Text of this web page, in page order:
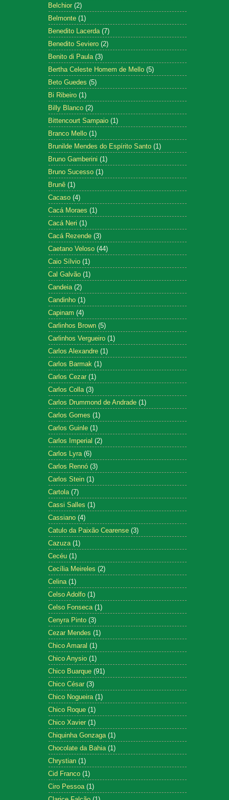
Belchior (2)
Belmonte (1)
Benedito Lacerda (7)
Benedito Seviero (2)
Benito di Paula (3)
Bertha Celeste Homem de Mello (5)
Beto Guedes (5)
Bi Ribeiro (1)
Billy Blanco (2)
Bittencourt Sampaio (1)
Branco Mello (1)
Brunilde Mendes do Espírito Santo (1)
Bruno Gamberini (1)
Bruno Sucesso (1)
Brunê (1)
Cacaso (4)
Cacá Moraes (1)
Cacá Neri (1)
Cacá Rezende (3)
Caetano Veloso (44)
Caio Sílvio (1)
Cal Galvão (1)
Candeia (2)
Candinho (1)
Capinam (4)
Carlinhos Brown (5)
Carlinhos Vergueiro (1)
Carlos Alexandre (1)
Carlos Barmak (1)
Carlos Cezar (1)
Carlos Colla (3)
Carlos Drummond de Andrade (1)
Carlos Gomes (1)
Carlos Guinle (1)
Carlos Imperial (2)
Carlos Lyra (6)
Carlos Rennó (3)
Carlos Stein (1)
Cartola (7)
Cassi Salles (1)
Cassiano (4)
Catulo da Paixão Cearense (3)
Cazuza (1)
Cecéu (1)
Cecília Meireles (2)
Celina (1)
Celso Adolfo (1)
Celso Fonseca (1)
Cenyra Pinto (3)
Cezar Mendes (1)
Chico Amaral (1)
Chico Anysio (1)
Chico Buarque (91)
Chico César (3)
Chico Nogueira (1)
Chico Roque (1)
Chico Xavier (1)
Chiquinha Gonzaga (1)
Chocolate da Bahia (1)
Chrystian (1)
Cid Franco (1)
Ciro Pessoa (1)